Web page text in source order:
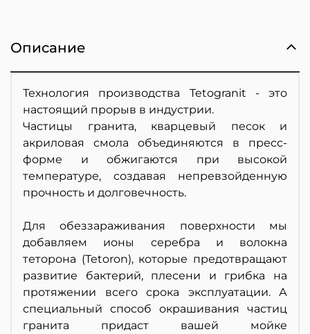
Описание
Технология производства Tetogranit - это
настоящий прорыв в индустрии.
Частицы гранита, кварцевый песок и
акриловая смола объединяются в пресс-
форме и обжигаются при высокой
температуре, создавая непревзойденную
прочность и долговечность.
Для обеззараживания поверхности мы
добавляем ионы серебра и волокна
теторона (Tetoron), которые предотвращают
развитие бактерий, плесени и грибка на
протяжении всего срока эксплуатации. А
специальный способ окрашивания частиц
гранита придаст вашей мойке